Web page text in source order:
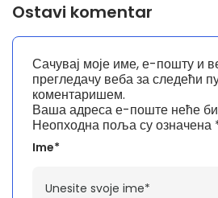
Ostavi komentar
Ваша адреса е-поште неће
Неопходна поља су означена
Ime*
Сачувај моје име, е-пошту и
прегледачу веба за следећи
коментаришем.